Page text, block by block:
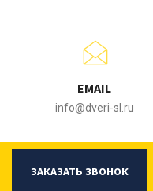
EMAIL
info@dveri-sl.ru
ЗАКАЗАТЬ ЗВОНОК